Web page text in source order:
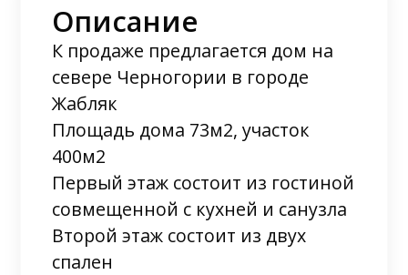
Описание
К продаже предлагается дом на
севере Черногории в городе
Жабляк
Площадь дома 73м2, участок
400м2
Первый этаж состоит из гостиной
совмещенной с кухней и санузла
Второй этаж состоит из двух
спален